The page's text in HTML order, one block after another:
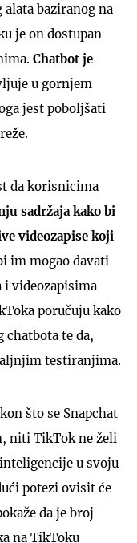
baziranog na
je on dostupan
Chatbot je
u gornjem
jest poboljšati
da korisnicima
sadržaja kako bi
videozapise koji
im mogao davati
videozapisima
poručuju kako
chatbota te da,
testiranjima.
što se Snapchat
niti TikTok ne želi
u svoju
potezi ovisit će
da je broj
na TikToku